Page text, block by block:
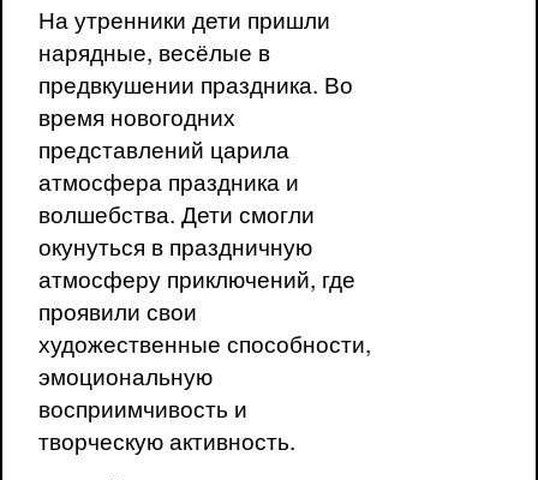
На утренники дети пришли
нарядные, весёлые в
предвкушении праздника. Во
время новогодних
представлений царила
атмосфера праздника и
волшебства. Дети смогли
окунуться в праздничную
атмосферу приключений, где
проявили свои
художественные способности,
эмоциональную
восприимчивость и
творческую активность.